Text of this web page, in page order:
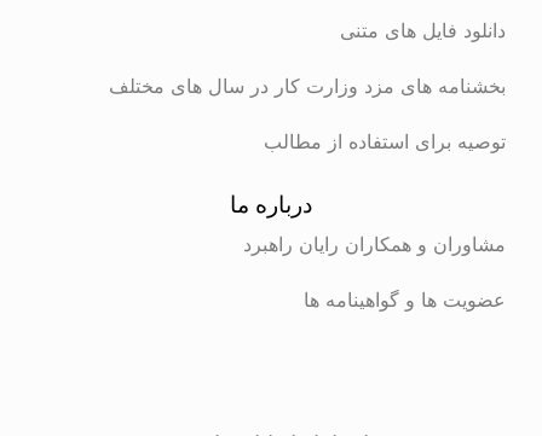
دانلود فایل های متنی
بخشنامه های مزد وزارت کار در سال های مختلف
توصیه برای استفاده از مطالب
درباره ما
مشاوران و همکاران رایان راهبرد
عضویت ها و گواهینامه ها